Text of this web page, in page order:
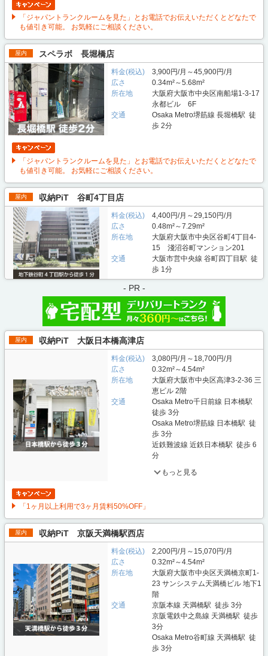
「ジャパントランクルームを見た」とお電話でお伝えいただくとどなたで
も値引き可能。 お気軽にご相談ください。
屋内 スペラボ 長堀橋店
料金(税込)
3,900円/月～45,900円/月
広さ
0.34m²～5.68m²
所在地
大阪府大阪市中央区南船場1-3-17
永都ビル 6F
交通
Osaka Metro堺筋線 長堀橋駅 徒
歩 2分
「ジャパントランクルームを見た」とお電話でお伝えいただくとどなたで
も値引き可能。 お気軽にご相談ください。
屋内 収納PiT 谷町4丁目店
料金(税込)
4,400円/月～29,150円/月
広さ
0.48m²～7.29m²
所在地
大阪府大阪市中央区谷町4丁目4-
15 淺沼谷町マンション201
交通
大阪市営中央線 谷町四丁目駅 徒
歩 1分
- PR -
屋内 収納PiT 大阪日本橋高津店
料金(税込)
3,080円/月～18,700円/月
広さ
0.32m²～4.54m²
所在地
大阪府大阪市中央区高津3-2-36 三
恵ビル 2階
交通
Osaka Metro千日前線 日本橋駅
徒歩 3分
Osaka Metro堺筋線 日本橋駅 徒
歩 3分
近鉄難波線 近鉄日本橋駅 徒歩 6
分
もっと見る
「1ヶ月以上利用で3ヶ月賃料50%OFF」
屋内 収納PiT 京阪天満橋駅西店
料金(税込)
2,200円/月～15,070円/月
広さ
0.32m²～4.54m²
所在地
大阪府大阪市中央区天満橋京町1-
23 サンシステム天満橋ビル 地下1
階
交通
京阪本線 天満橋駅 徒歩 3分
京阪電鉄中之島線 天満橋駅 徒歩
3分
Osaka Metro谷町線 天満橋駅 徒
歩 3分